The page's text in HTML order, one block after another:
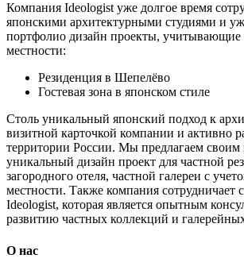
Компания Ideologist уже долгое время
японскими архитектурными студиями и
портфолио дизайн проекты,
местности:
Резиденция в Шепелёво
Гостевая зона в японском стиле
Столь уникальный японский подход к
визитной карточкой компании и активно
территории России. Мы предлагаем своим
уникальный дизайн проект для частной
загородного отеля, частной галереи с
местности. Также компания сотрудничает
Ideologist, которая является опытным
развитию частных коллекций и
О нас